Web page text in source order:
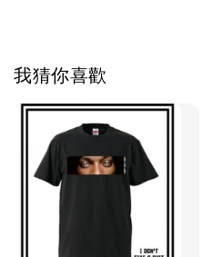
我猜你喜歡